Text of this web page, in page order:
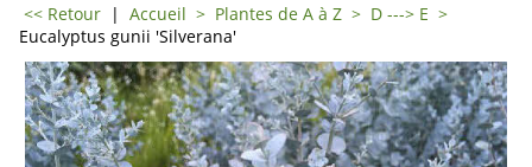
<< Retour | Accueil > Plantes de A à Z > D ---> E >
Eucalyptus gunii 'Silverana'